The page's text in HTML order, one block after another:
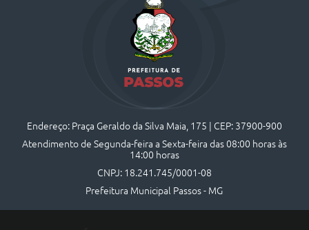
Endereço: Praça Geraldo da Silva Maia, 175 | CEP: 37900-900
Atendimento de Segunda-feira a Sexta-feira das 08:00 horas às
14:00 horas
CNPJ: 18.241.745/0001-08
Prefeitura Municipal Passos - MG